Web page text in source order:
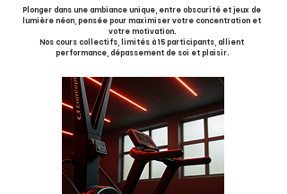
Plonger dans une ambiance unique, entre obscurité et jeux de
lumière néon, pensée pour maximiser votre concentration et
votre motivation.
Nos cours collectifs, limités à 15 participants, allient
performance, dépassement de soi et plaisir.